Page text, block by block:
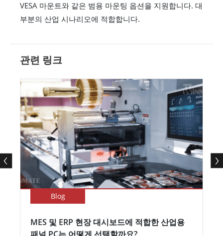
VESA 마운트와 같은 범용 마운팅 옵션을 지원합니다. 대
부분의 산업 시나리오에 적합합니다.
관련 링크
Blog
MES 및 ERP 현장 대시보드에 적합한 산업용